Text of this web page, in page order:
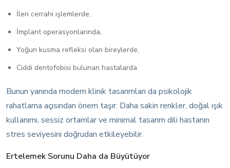
İleri cerrahi işlemlerde,
İmplant operasyonlarında,
Yoğun kusma refleksi olan bireylerde,
Ciddi dentofobisi bulunan hastalarda
Bunun yanında modern klinik tasarımları da psikolojik
rahatlama açısından önem taşır. Daha sakin renkler, doğal ışık
kullanımı, sessiz ortamlar ve minimal tasarım dili hastanın
stres seviyesini doğrudan etkileyebilir.
Ertelemek Sorunu Daha da Büyütüyor